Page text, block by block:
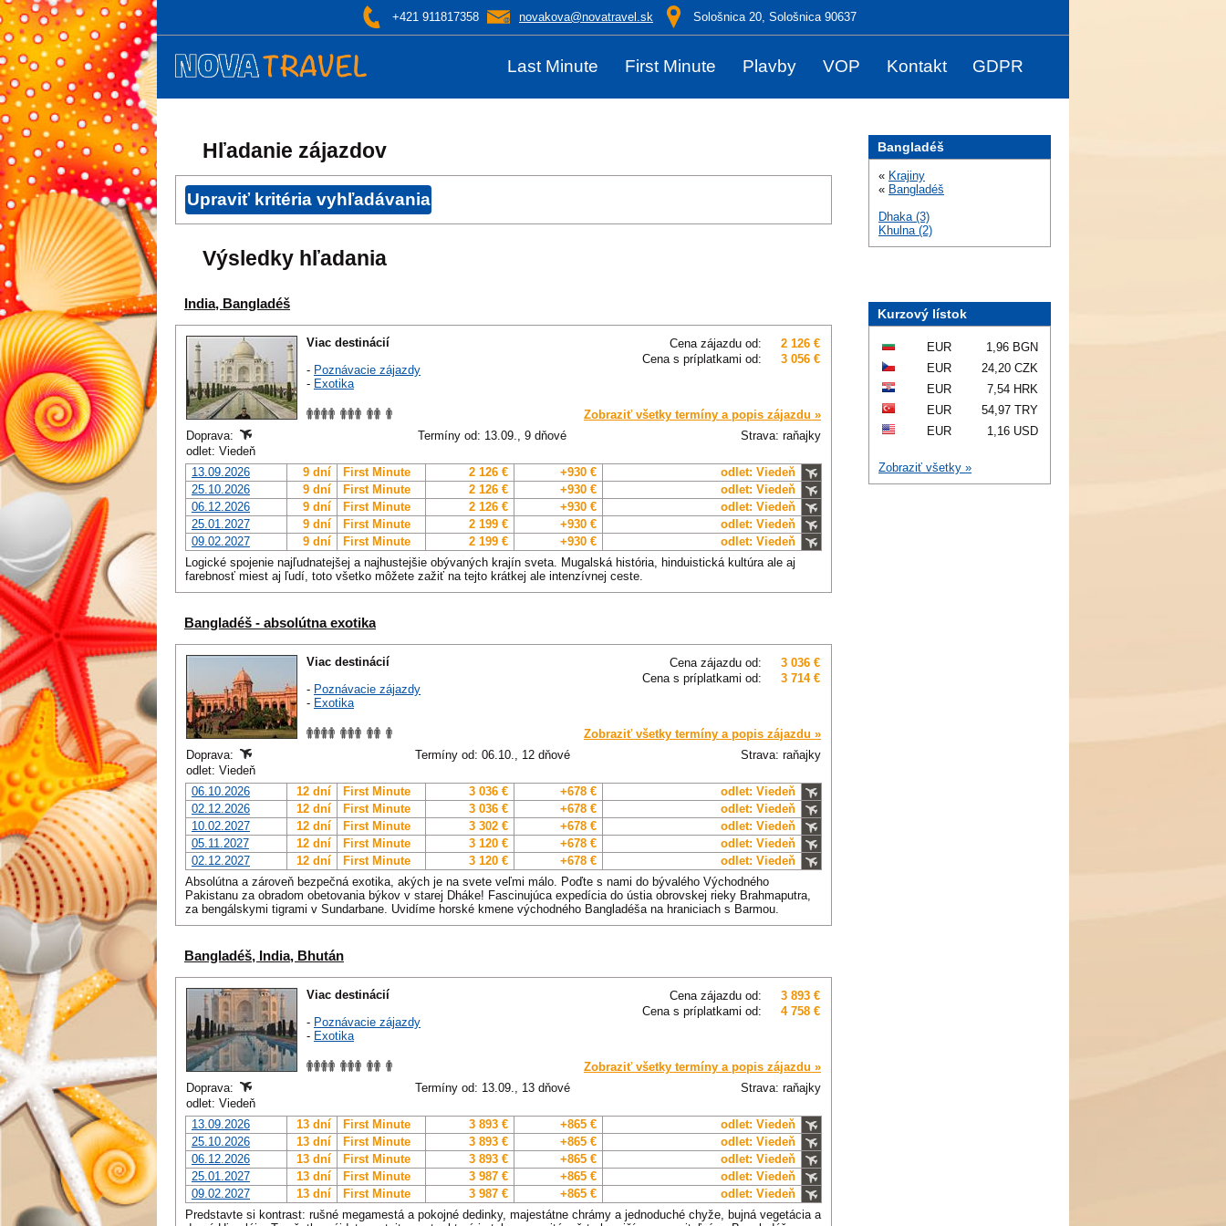
+421 911817358 novakova@novatravel.sk Sološnica 20, Sološnica 90637
Last Minute First Minute Plavby VOP Kontakt GDPR
Hľadanie zájazdov
Výsledky hľadania
India, Bangladéš
Cena zájazdu od:
2 126 €
Cena s príplatkami od:
3 056 €
Viac destinácií
- Poznávacie zájazdy
- Exotika
Zobraziť všetky termíny a popis zájazdu »
Doprava:
Termíny od: 13.09., 9 dňové
Strava: raňajky
odlet: Viedeň
13.09.2026
9 dní First Minute 2 126 € +930 €
odlet: Viedeň
25.10.2026
9 dní First Minute 2 126 € +930 €
odlet: Viedeň
06.12.2026
9 dní First Minute 2 126 € +930 €
odlet: Viedeň
25.01.2027
9 dní First Minute 2 199 € +930 €
odlet: Viedeň
09.02.2027
9 dní First Minute 2 199 € +930 €
odlet: Viedeň
Logické spojenie najľudnatejšej a najhustejšie obývaných krajín sveta. Mugalská história, hinduistická kultúra ale aj
farebnosť miest aj ľudí, toto všetko môžete zažiť na tejto krátkej ale intenzívnej ceste.
Bangladéš - absolútna exotika
Cena zájazdu od:
3 036 €
Cena s príplatkami od:
3 714 €
Viac destinácií
- Poznávacie zájazdy
- Exotika
Zobraziť všetky termíny a popis zájazdu »
Doprava:
Termíny od: 06.10., 12 dňové
Strava: raňajky
odlet: Viedeň
06.10.2026
12 dní First Minute 3 036 € +678 €
odlet: Viedeň
02.12.2026
12 dní First Minute 3 036 € +678 €
odlet: Viedeň
10.02.2027
12 dní First Minute 3 302 € +678 €
odlet: Viedeň
05.11.2027
12 dní First Minute 3 120 € +678 €
odlet: Viedeň
02.12.2027
12 dní First Minute 3 120 € +678 €
odlet: Viedeň
Absolútna a zároveň bezpečná exotika, akých je na svete veľmi málo. Poďte s nami do bývalého Východného
Pakistanu za obradom obetovania býkov v starej Dháke! Fascinujúca expedícia do ústia obrovskej rieky Brahmaputra,
za bengálskymi tigrami v Sundarbane. Uvidíme horské kmene východného Bangladéša na hraniciach s Barmou.
Bangladéš, India, Bhután
Cena zájazdu od:
3 893 €
Cena s príplatkami od:
4 758 €
Viac destinácií
- Poznávacie zájazdy
- Exotika
Zobraziť všetky termíny a popis zájazdu »
Doprava:
Termíny od: 13.09., 13 dňové
Strava: raňajky
odlet: Viedeň
13.09.2026
13 dní First Minute 3 893 € +865 €
odlet: Viedeň
25.10.2026
13 dní First Minute 3 893 € +865 €
odlet: Viedeň
06.12.2026
13 dní First Minute 3 893 € +865 €
odlet: Viedeň
25.01.2027
13 dní First Minute 3 987 € +865 €
odlet: Viedeň
09.02.2027
13 dní First Minute 3 987 € +865 €
odlet: Viedeň
Predstavte si kontrast: rušné megamestá a pokojné dedinky, majestátne chrámy a jednoduché chyže, bujná vegetácia a
Bangladéš
« Krajiny
« Bangladéš
Dhaka (3)
Khulna (2)
Kurzový lístok
EUR
1,96 BGN
EUR
24,20 CZK
EUR
7,54 HRK
EUR
54,97 TRY
EUR
1,16 USD
Zobraziť všetky »